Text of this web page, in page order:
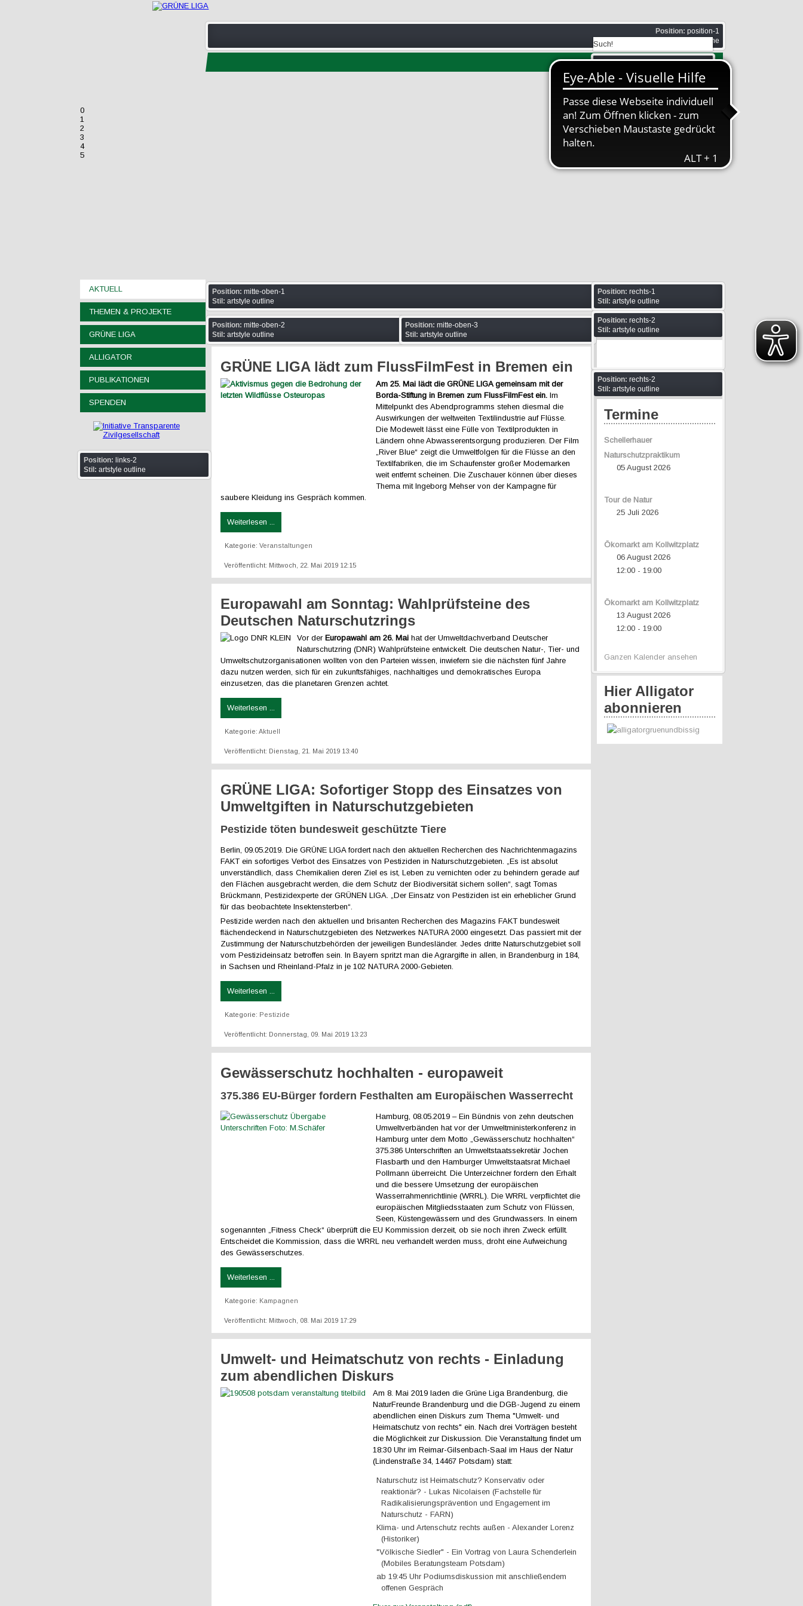
Position: position-1
none outline
Position:suche
Stil:
none outline
0
1
2
3
4
5
AKTUELL
THEMEN & PROJEKTE
GRÜNE LIGA
ALLIGATOR
PUBLIKATIONEN
SPENDEN
Position: links-2
Stil: artstyle outline
Position: mitte-oben-1
Stil: artstyle outline
Position: mitte-oben-2
Stil: artstyle outline
Position: mitte-oben-3
Stil: artstyle outline
GRÜNE LIGA lädt zum FlussFilmFest in Bremen ein
Am 25. Mai lädt die GRÜNE LIGA gemeinsam mit der
Borda-Stiftung in Bremen zum FlussFilmFest ein. Im
Mittelpunkt des Abendprogramms stehen diesmal die
Auswirkungen der weltweiten Textilindustrie auf Flüsse.
Die Modewelt lässt eine Fülle von Textilprodukten in
Ländern ohne Abwasserentsorgung produzieren. Der Film
„River Blue“ zeigt die Umweltfolgen für die Flüsse an den
Textilfabriken, die im Schaufenster großer Modemarken
weit entfernt scheinen. Die Zuschauer können über dieses
Thema mit Ingeborg Mehser von der Kampagne für
saubere Kleidung ins Gespräch kommen.
Weiterlesen ...
Kategorie:Veranstaltungen
Veröffentlicht: Mittwoch, 22. Mai 2019 12:15
Europawahl am Sonntag: Wahlprüfsteine des
Deutschen Naturschutzrings
Vor der Europawahl am 26. Mai hat der Umweltdachverband Deutscher
Naturschutzring (DNR) Wahlprüfsteine entwickelt. Die deutschen Natur-, Tier- und
Umweltschutzorganisationen wollten von den Parteien wissen, inwiefern sie die nächsten fünf Jahre
dazu nutzen werden, sich für ein zukunftsfähiges, nachhaltiges und demokratisches Europa
einzusetzen, das die planetaren Grenzen achtet.
Weiterlesen ...
Kategorie:Aktuell
Veröffentlicht: Dienstag, 21. Mai 2019 13:40
GRÜNE LIGA: Sofortiger Stopp des Einsatzes von
Umweltgiften in Naturschutzgebieten
Pestizide töten bundesweit geschützte Tiere
Berlin, 09.05.2019. Die GRÜNE LIGA fordert nach den aktuellen Recherchen des Nachrichtenmagazins
FAKT ein sofortiges Verbot des Einsatzes von Pestiziden in Naturschutzgebieten. „Es ist absolut
unverständlich, dass Chemikalien deren Ziel es ist, Leben zu vernichten oder zu behindern gerade auf
den Flächen ausgebracht werden, die dem Schutz der Biodiversität sichern sollen“, sagt Tomas
Brückmann, Pestizidexperte der GRÜNEN LIGA. „Der Einsatz von Pestiziden ist ein erheblicher Grund
für das beobachtete Insektensterben“.
Pestizide werden nach den aktuellen und brisanten Recherchen des Magazins FAKT bundesweit
flächendeckend in Naturschutzgebieten des Netzwerkes NATURA 2000 eingesetzt. Das passiert mit der
Zustimmung der Naturschutzbehörden der jeweiligen Bundesländer. Jedes dritte Naturschutzgebiet soll
vom Pestizideinsatz betroffen sein. In Bayern spritzt man die Agrargifte in allen, in Brandenburg in 184,
in Sachsen und Rheinland-Pfalz in je 102 NATURA 2000-Gebieten.
Weiterlesen ...
Kategorie: Pestizide
Veröffentlicht: Donnerstag, 09. Mai 2019 13:23
Gewässerschutz hochhalten - europaweit
375.386 EU-Bürger fordern Festhalten am Europäischen Wasserrecht
Hamburg, 08.05.2019 – Ein Bündnis von zehn deutschen
Umweltverbänden hat vor der Umweltministerkonferenz in
Hamburg unter dem Motto „Gewässerschutz hochhalten“
375.386 Unterschriften an Umweltstaatssekretär Jochen
Flasbarth und den Hamburger Umweltstaatsrat Michael
Pollmann überreicht. Die Unterzeichner fordern den Erhalt
und die bessere Umsetzung der europäischen
Wasserrahmenrichtlinie (WRRL). Die WRRL verpflichtet die
europäischen Mitgliedsstaaten zum Schutz von Flüssen,
Seen, Küstengewässern und des Grundwassers. In einem
sogenannten „Fitness Check“ überprüft die EU Kommission derzeit, ob sie noch ihren Zweck erfüllt.
Entscheidet die Kommission, dass die WRRL neu verhandelt werden muss, droht eine Aufweichung
des Gewässerschutzes.
Weiterlesen ...
Kategorie: Kampagnen
Veröffentlicht: Mittwoch, 08. Mai 2019 17:29
Umwelt- und Heimatschutz von rechts - Einladung
zum abendlichen Diskurs
Am 8. Mai 2019 laden die Grüne Liga Brandenburg, die
NaturFreunde Brandenburg und die DGB-Jugend zu einem
abendlichen einen Diskurs zum Thema "Umwelt- und
Heimatschutz von rechts" ein. Nach drei Vorträgen besteht
die Möglichkeit zur Diskussion. Die Veranstaltung findet um
18:30 Uhr im Reimar-Gilsenbach-Saal im Haus der Natur
(Lindenstraße 34, 14467 Potsdam) statt:
Naturschutz ist Heimatschutz? Konservativ oder
reaktionär? - Lukas Nicolaisen (Fachstelle für
Radikalisierungsprävention und Engagement im
Naturschutz - FARN)
Klima- und Artenschutz rechts außen - Alexander Lorenz
(Historiker)
"Völkische Siedler" - Ein Vortrag von Laura Schenderlein
(Mobiles Beratungsteam Potsdam)
ab 19:45 Uhr Podiumsdiskussion mit anschließendem
offenen Gespräch
Position: rechts-1
Stil: artstyle outline
Position: rechts-2
Stil: artstyle outline
Position: rechts-2
Stil: artstyle outline
Termine
Schellerhauer
Naturschutzpraktikum
05 August 2026
Tour de Natur
25 Juli 2026
Ökomarkt am Kollwitzplatz
06 August 2026
12:00 -19:00
Ökomarkt am Kollwitzplatz
13 August 2026
12:00 -19:00
Ganzen Kalender ansehen
Hier Alligator
abonnieren